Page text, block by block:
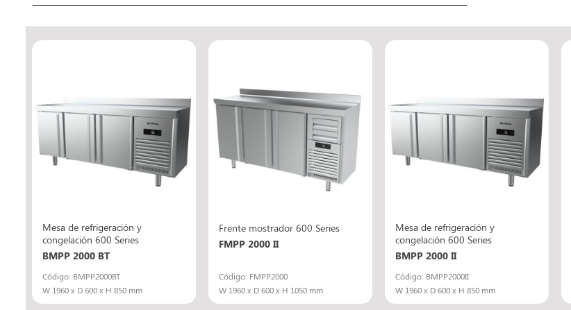
Mesa de refrigeración y
congelación 600 Series
BMPP 2000 BT
Código: BMPP2000BT
W 1960 x D 600 x H 850 mm
Frente mostrador 600 Series
FMPP 2000 II
Código: FMPP2000
W 1960 x D 600 x H 1050 mm
Mesa de refrigeración y
congelación 600 Series
BMPP 2000 II
Código: BMPP2000II
W 1960 x D 600 x H 850 mm